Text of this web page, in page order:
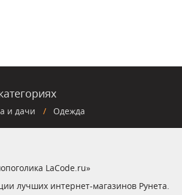
и дачи Одежда
LaCode.ru»
лучших интернет-магазинов Рунета.